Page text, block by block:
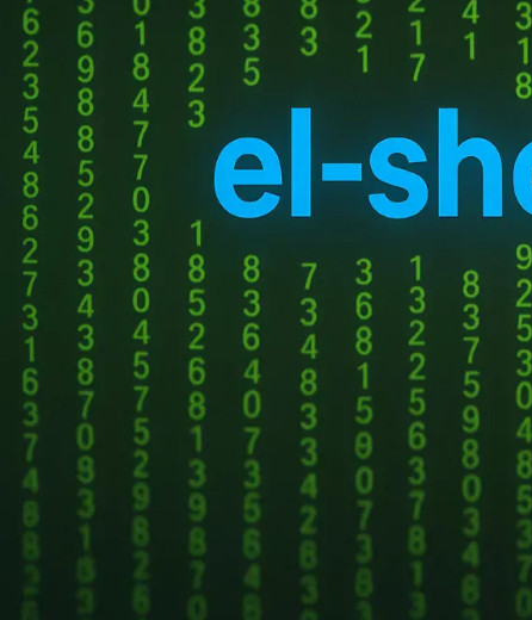
подтверждения
НОВЫЕ КОММЕНТАРИИ
Vlad Zorky к записи
Недорогие
маршрутизаторы с поддержкой Wi-Fi 7:
TP-Link 7DR7270 и 7DR7290.
Сева к записи Недорогие
маршрутизаторы с поддержкой Wi-Fi 7:
TP-Link 7DR7270 и 7DR7290.
Кириллк записи
«М.Видео-
Эльдорадо» открыла магазин в новой
концепции и совместно со Sber
Metaverse Tech и
«СберМаркетингом» запустила ИИ-
консультанта «Эм.Ви»
ПОПУЛЯРНОЕ
Купить ключ Windows 10
pro - активация 100%
столкнулась в 2025
Уже в конце марта
сокращениях,
компании. В начале
бесплатный тариф,
Массовые увольнения
уволить работников
компания начала
Некоторые
уходят по
Финансовое
убыток достиг 5 млрд
годом, составив 1
другие акционеры,
владельцем в 2025
Источник